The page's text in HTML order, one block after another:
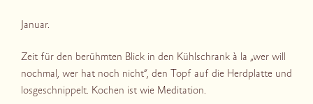
Januar.
Zeit für den berühmten Blick in den Kühlschrank à la „wer will
nochmal, wer hat noch nicht“, den Topf auf die Herdplatte und
losgeschnippelt. Kochen ist wie Meditation.